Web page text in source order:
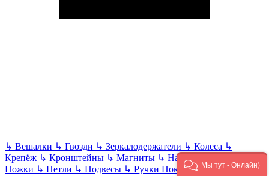
↳ Вешалки ↳ Гвозди ↳ Зеркалодержатели ↳ Колеса ↳
Крепёж ↳ Кронштейны ↳ Магниты ↳ Направляющие↳
Ножки ↳ Петли ↳ Подвесы ↳ Ручки Показать все Ручной
Мы тут - Онлайн)